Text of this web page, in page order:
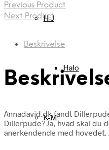
H-J
Halo
K-M
Previous Product
Next Product
Beskrivelse
Annadavid.dk fandt
Dillerpude? Ja, hvad skal du
anerkendende med